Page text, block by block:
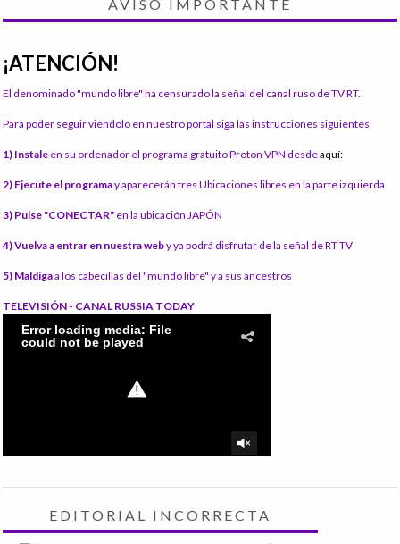
AVISO IMPORTANTE
¡ATENCIÓN!
El denominado "mundo libre" ha censurado la señal del canal ruso de TV RT.
Para poder seguir viéndolo en nuestro portal siga las instrucciones siguientes:
1) Instale en su ordenador el programa gratuito Proton VPN desdeaquí:
2) Ejecute el programay aparecerán tres Ubicaciones libres en la parte izquierda
3) Pulse "CONECTAR" en la ubicación JAPÓN
4) Vuelva a entrar en nuestra weby ya podrá disfrutar de la señal de RT TV
5) Maldigaa los cabecillas del "mundo libre" y a sus ancestros
TELEVISIÓN - CANAL RUSSIA TODAY
EDITORIAL INCORRECTA